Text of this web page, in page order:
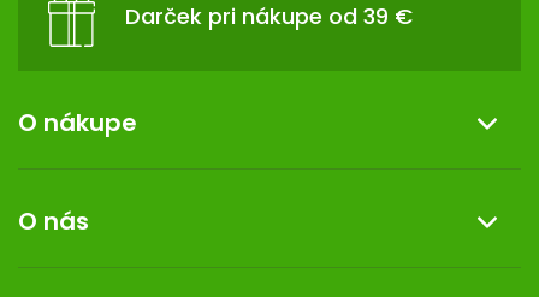
Darček pri nákupe od 39 €
O nákupe
Reklamácia a vrátenie tovaru
Doprava a platba
O nás